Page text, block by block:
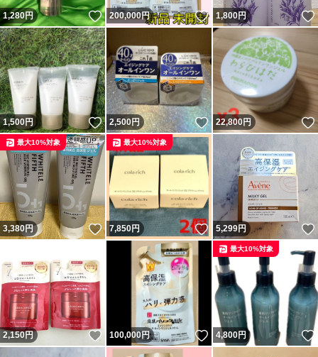
1,280円 いいね！
200,000円 いいね！
1,800円
1,500円 いいね！
2,500円 いいね！
22,800円
3,380円 いいね！
最大10%対象
7,850円 いいね！
最大10%対象
5,299円
2,150円 いいね！
100,000円 いいね！
4,800円
最大10%対象